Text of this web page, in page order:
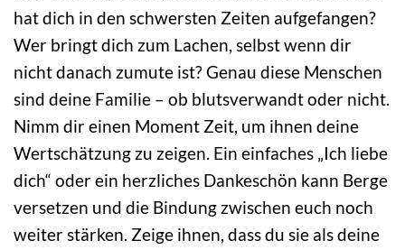
hat dich in den schwersten Zeiten aufgefangen?
Wer bringt dich zum Lachen, selbst wenn dir
nicht danach zumute ist? Genau diese Menschen
sind deine Familie – ob blutsverwandt oder nicht.
Nimm dir einen Moment Zeit, um ihnen deine
Wertschätzung zu zeigen. Ein einfaches „Ich liebe
dich“ oder ein herzliches Dankeschön kann Berge
versetzen und die Bindung zwischen euch noch
weiter stärken. Zeige ihnen, dass du sie als deine